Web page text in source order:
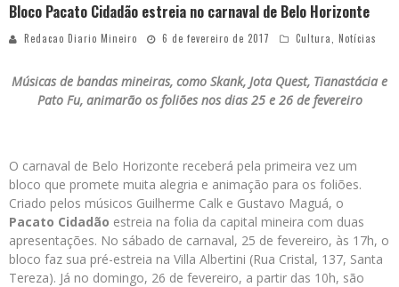
‘AS NOITES MAL DORMIDAS DE CAIO JOCHEM’ é a nova obra do escritor mineiro Raphael Juliano
Bloco Pacato Cidadão estreia no carnaval de Belo Horizonte
Redacao Diario Mineiro 6 de fevereiro de 2017 Cultura Notícias
Músicas de bandas mineiras, como Skank, Jota Quest, Tianastácia e
Pato Fu, animarão os foliões nos dias 25 e 26 de fevereiro
O carnaval de Belo Horizonte receberá pela primeira vez um
bloco que promete muita alegria e animação para os foliões.
Criado pelos músicos Guilherme Calk e Gustavo Maguá, o
Pacato Cidadão estreia na folia da capital mineira com duas
apresentações. No sábado de carnaval, 25 de fevereiro, às 17h, o
bloco faz sua pré-estreia na Villa Albertini (Rua Cristal, 137, Santa
Tereza). Já no domingo, 26 de fevereiro, a partir das 10h, são